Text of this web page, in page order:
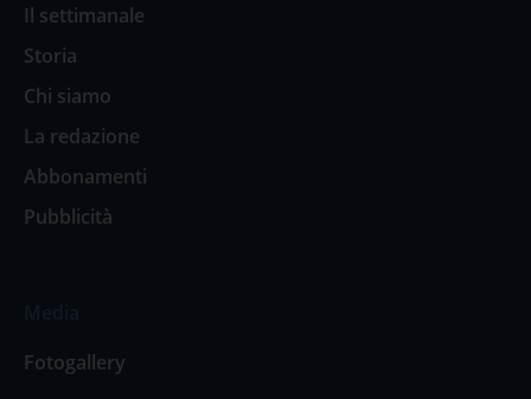
Il settimanale
Storia
Chi siamo
La redazione
Abbonamenti
Pubblicità
Fotogallery